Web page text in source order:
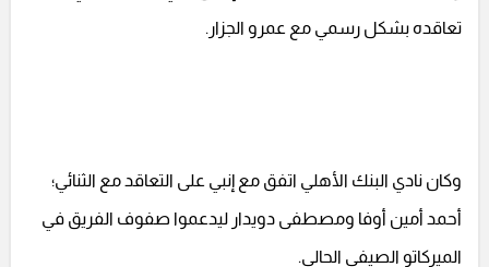
تعاقده بشكل رسمي مع عمرو الجزار.
وكان نادي البنك الأهلي اتفق مع إنبي على التعاقد مع الثنائي؛
أحمد أمين أوفا ومصطفى دويدار ليدعموا صفوف الفريق في
الميركاتو الصيفي الحالي.